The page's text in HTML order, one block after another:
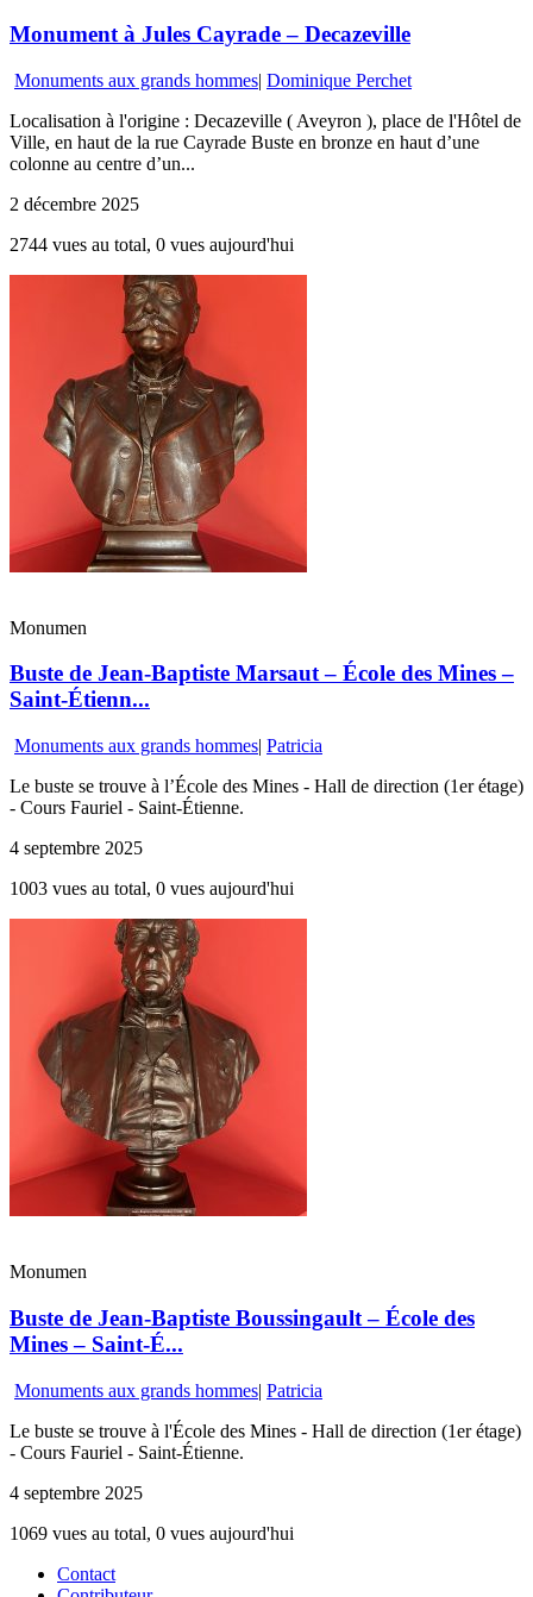
Monument à Jules Cayrade – Decazeville
Monuments aux grands hommes| Dominique Perchet
Localisation à l'origine : Decazeville ( Aveyron ), place de l'Hôtel de
Ville, en haut de la rue Cayrade Buste en bronze en haut d’une
colonne au centre d’un...
2 décembre 2025
2744 vues au total, 0 vues aujourd'hui
Monumen
Buste de Jean-Baptiste Marsaut – École des Mines –
Saint-Étienn...
Monuments aux grands hommes| Patricia
Le buste se trouve à l’École des Mines - Hall de direction (1er étage)
- Cours Fauriel - Saint-Étienne.
4 septembre 2025
1003 vues au total, 0 vues aujourd'hui
Monumen
Buste de Jean-Baptiste Boussingault – École des
Mines – Saint-É...
Monuments aux grands hommes| Patricia
Le buste se trouve à l'École des Mines - Hall de direction (1er étage)
- Cours Fauriel - Saint-Étienne.
4 septembre 2025
1069 vues au total, 0 vues aujourd'hui
Contact